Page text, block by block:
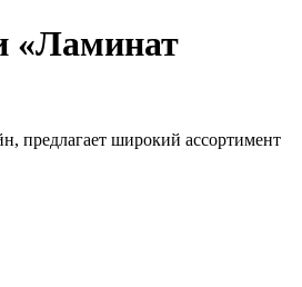
«Ламинат
предлагает широкий ассортимент